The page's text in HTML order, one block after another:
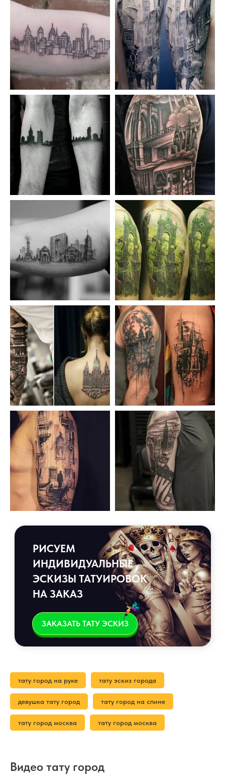
РИСУЕМ
ИНДИВИДУАЛЬНЫЕ
ЭСКИЗЫ ТАТУИРОВОК
НА ЗАКАЗ
ЗАКАЗАТЬ ТАТУ ЭСКИЗ
тату город на руке тату эскиз города
девушка тату город тату город на спине
тату город москва тату город москва
Видео тату город